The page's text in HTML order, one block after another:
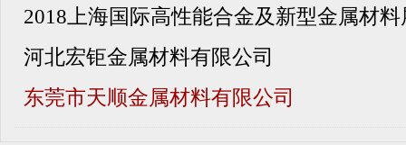
2018上海国际高性能合金及新型金属材
河北宏钜金属材料有限公司
东莞市天顺金属材料有限公司